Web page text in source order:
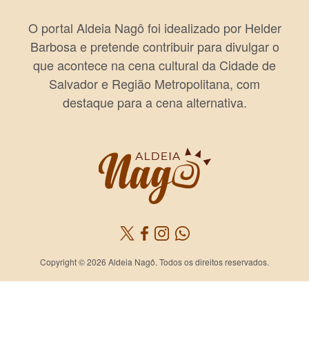
O portal Aldeia Nagô foi idealizado por Helder
Barbosa e pretende contribuir para divulgar o
que acontece na cena cultural da Cidade de
Salvador e Região Metropolitana, com
destaque para a cena alternativa.
Copyright © 2026 Aldeia Nagô. Todos os direitos reservados.